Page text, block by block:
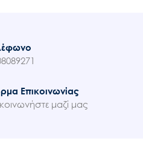
Επικοινωνίας
μαζί μας